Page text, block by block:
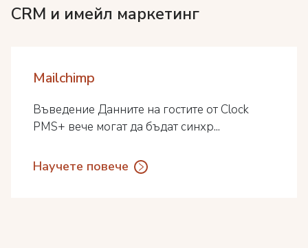
CRM и имейл маркетинг
Mailchimp
Въведение Данните на гостите от Clock
PMS+ вече могат да бъдат синхр...
Научете повече